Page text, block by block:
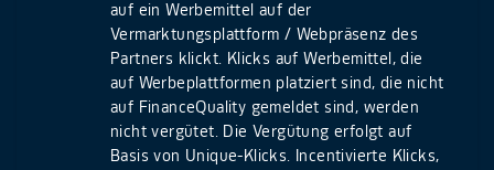
auf ein Werbemittel auf der
Vermarktungsplattform / Webpräsenz des
Partners klickt. Klicks auf Werbemittel, die
auf Werbeplattformen platziert sind, die nicht
auf FinanceQuality gemeldet sind, werden
nicht vergütet. Die Vergütung erfolgt auf
Basis von Unique-Klicks. Incentivierte Klicks,